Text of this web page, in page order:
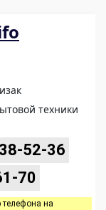
техники
52-36
70
на